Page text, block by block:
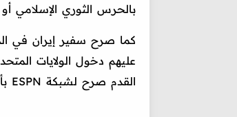
بالحرس الثوري الإسلامي
كما صرح سفير إيران في
عليهم دخول الولايات
القدم صرح لشبكة ESPN بأن هذا غير صحيح.